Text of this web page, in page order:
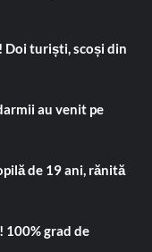
Doi turiști, scoși din
au venit pe
de 19 ani, rănită
100% grad de